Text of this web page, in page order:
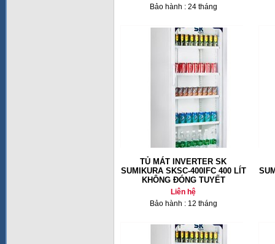
Bảo hành : 24 tháng
TỦ MÁT INVERTER SK
SUMIKURA SKSC-400IFC 400 LÍT
KHÔNG ĐÓNG TUYẾT
Liên hệ
Bảo hành : 12 tháng